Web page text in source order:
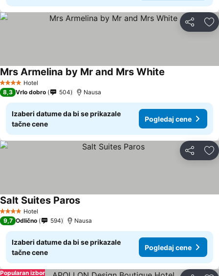
Deli
4 ZvezdiceHotel
Mrs Armelina by Mr and Mrs White
8,3 Vrlo dobro 504 Nausa
Izaberi datume da bi se prikazale
tačne cene
Pogledaj cene
Deli
4 ZvezdiceHotel
Salt Suites Paros
9,7 Odlično 594 Nausa
Izaberi datume da bi se prikazale
tačne cene
Pogledaj cene
Popularan izbor